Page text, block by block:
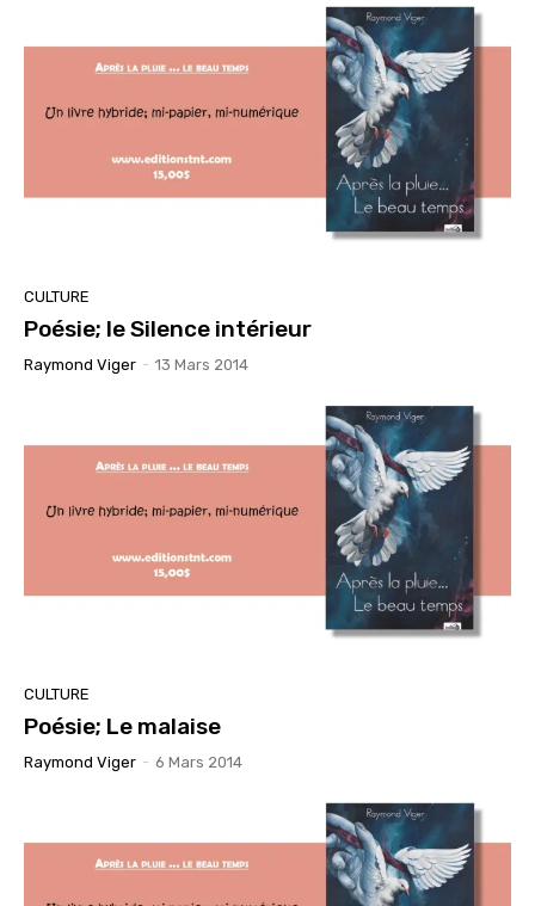
CULTURE
Poésie; le Silence intérieur
Raymond Viger - 13 Mars 2014
CULTURE
Poésie; Le malaise
Raymond Viger - 6 Mars 2014